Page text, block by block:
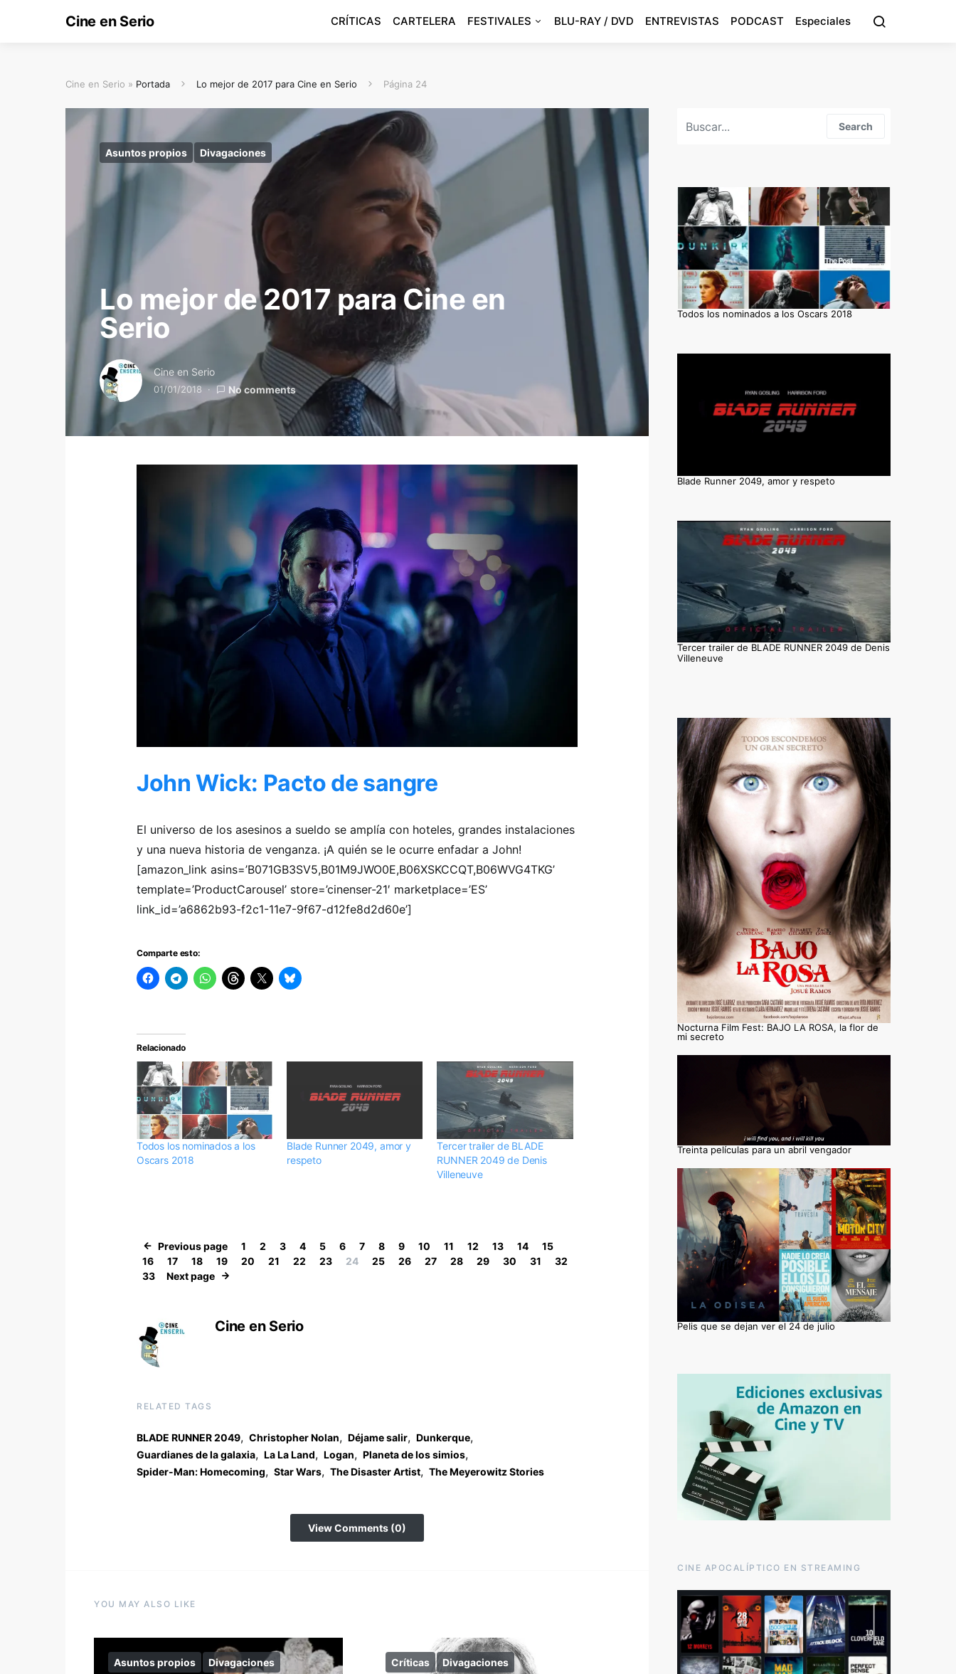
Cine en Serio CRÍTICAS CARTELERA FESTIVALES BLU-RAY / DVD ENTREVISTAS PODCAST Especiales
Cine en Serio » Portada Lo mejor de 2017 para Cine en Serio Página 24
Asuntos propios Divagaciones
Lo mejor de 2017 para Cine en
Serio
Cine en Serio
01/01/2018 No comments
John Wick: Pacto de sangre
El universo de los asesinos a sueldo se amplía con hoteles, grandes instalaciones
y una nueva historia de venganza. ¡A quién se le ocurre enfadar a John!
[amazon_link asins=’B071GB3SV5,B01M9JWO0E,B06XSKCCQT,B06WVG4TKG’
template=’ProductCarousel’ store=’cinenser-21′ marketplace=’ES’
link_id=’a6862b93-f2c1-11e7-9f67-d12fe8d2d60e’]
Comparte esto:
Relacionado
Todos los nominados a los
Oscars 2018
Blade Runner 2049, amor y
respeto
Tercer trailer de BLADE
RUNNER 2049 de Denis
Villeneuve
Previous page 1 2 3 4 5 6 7 8 9 10 11 12 13 14
15
16
17 18 19 20 21 22 23 24 25 26 27 28 29 30 31
32
33
Next page
Cine en Serio
RELATED TAGS
BLADE RUNNER 2049, Christopher Nolan, Déjame salir, Dunkerque,
Guardianes de la galaxia, La La Land, Logan, Planeta de los simios,
Spider-Man: Homecoming, Star Wars, The Disaster Artist, The Meyerowitz Stories
View Comments (0)
YOU MAY ALSO LIKE
Asuntos propios
Divagaciones
Críticas
Divagaciones
Search
Todos los nominados a los Oscars 2018
Blade Runner 2049, amor y respeto
Tercer trailer de BLADE RUNNER 2049 de Denis
Villeneuve
Nocturna Film Fest: BAJO LA ROSA, la flor de
mi secreto
Treinta películas para un abril vengador
Pelis que se dejan ver el 24 de julio
CINE APOCALÍPTICO EN STREAMING